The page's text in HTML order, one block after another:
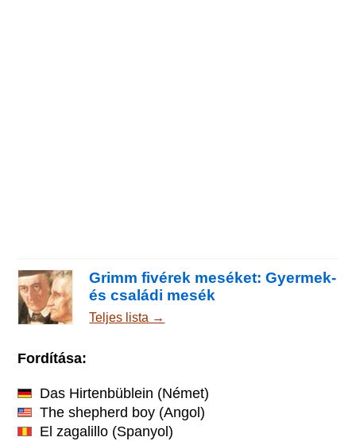
Grimm fivérek meséket: Gyermek-
és családi mesék
Teljes lista →
Fordítása:
Das Hirtenbüblein (Német)
The shepherd boy (Angol)
El zagalillo (Spanyol)